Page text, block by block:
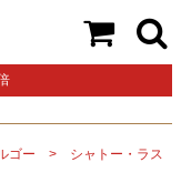
ゴー
シャトー・ラス